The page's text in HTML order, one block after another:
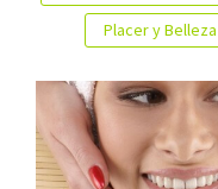
Placer y Belleza